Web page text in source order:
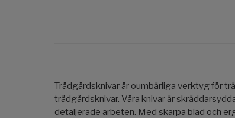
Trädgårdsknivar är oumbärliga verktyg för
trädgårdsknivar. Våra knivar är
detaljerade arbeten. Med skarpa blad och